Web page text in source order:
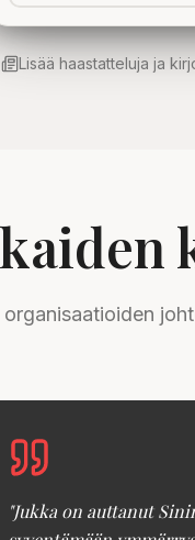
Lisää haastatteluja ja
organisaatioiden
"Jukka on auttanut